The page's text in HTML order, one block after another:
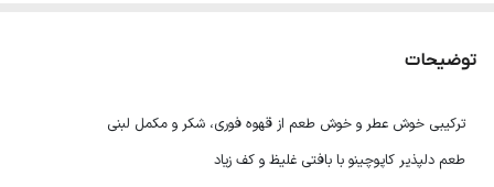
توضیحات
ترکیبی خوش عطر و خوش طعم از قهوه فوری، شکر و مکمل لبنی
طعم دلپذیر کاپوچینو با بافتی غلیظ و کف زیاد